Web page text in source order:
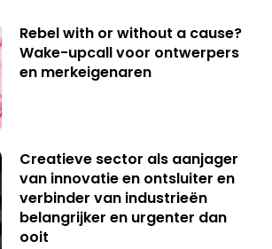
Rebel with or without a cause?
Wake-upcall voor ontwerpers
en merkeigenaren
Creatieve sector als aanjager
van innovatie en ontsluiter en
verbinder van industrieën
belangrijker en urgenter dan
ooit